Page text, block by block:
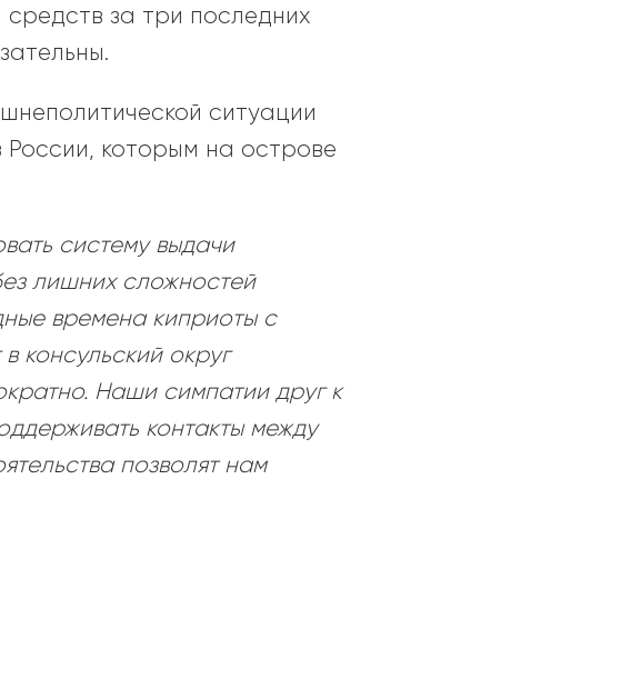
за три последних
ситуации
России, которым на острове
систему выдачи
лишних сложностей
времена киприоты с
консульский округ
Наши симпатии друг к
контакты между
позволят нам